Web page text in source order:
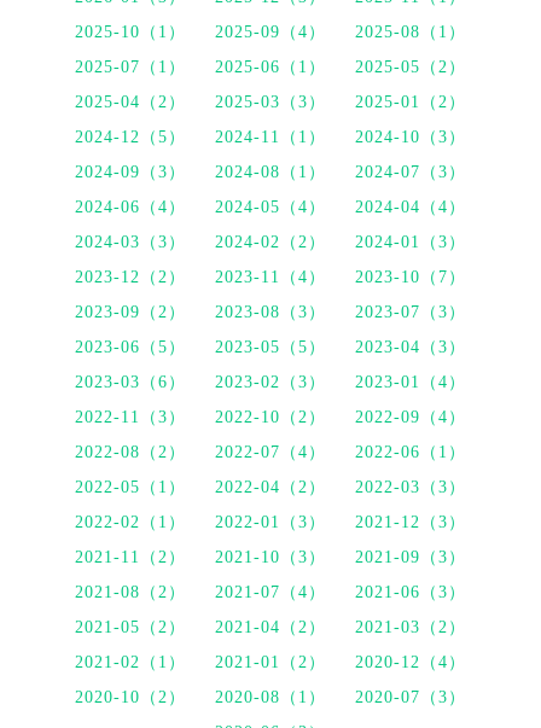
2025-10（1）
2025-09（4）
2025-08（1）
2025-07（1）
2025-06（1）
2025-05（2）
2025-04（2）
2025-03（3）
2025-01（2）
2024-12（5）
2024-11（1）
2024-10（3）
2024-09（3）
2024-08（1）
2024-07（3）
2024-06（4）
2024-05（4）
2024-04（4）
2024-03（3）
2024-02（2）
2024-01（3）
2023-12（2）
2023-11（4）
2023-10（7）
2023-09（2）
2023-08（3）
2023-07（3）
2023-06（5）
2023-05（5）
2023-04（3）
2023-03（6）
2023-02（3）
2023-01（4）
2022-11（3）
2022-10（2）
2022-09（4）
2022-08（2）
2022-07（4）
2022-06（1）
2022-05（1）
2022-04（2）
2022-03（3）
2022-02（1）
2022-01（3）
2021-12（3）
2021-11（2）
2021-10（3）
2021-09（3）
2021-08（2）
2021-07（4）
2021-06（3）
2021-05（2）
2021-04（2）
2021-03（2）
2021-02（1）
2021-01（2）
2020-12（4）
2020-10（2）
2020-08（1）
2020-07（3）